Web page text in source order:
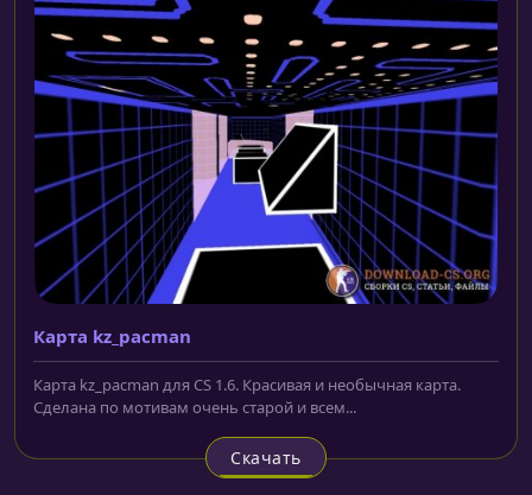
Карта kz_pacman
Карта kz_pacman для CS 1.6. Красивая и необычная карта.
Сделана по мотивам очень старой и всем...
Скачать